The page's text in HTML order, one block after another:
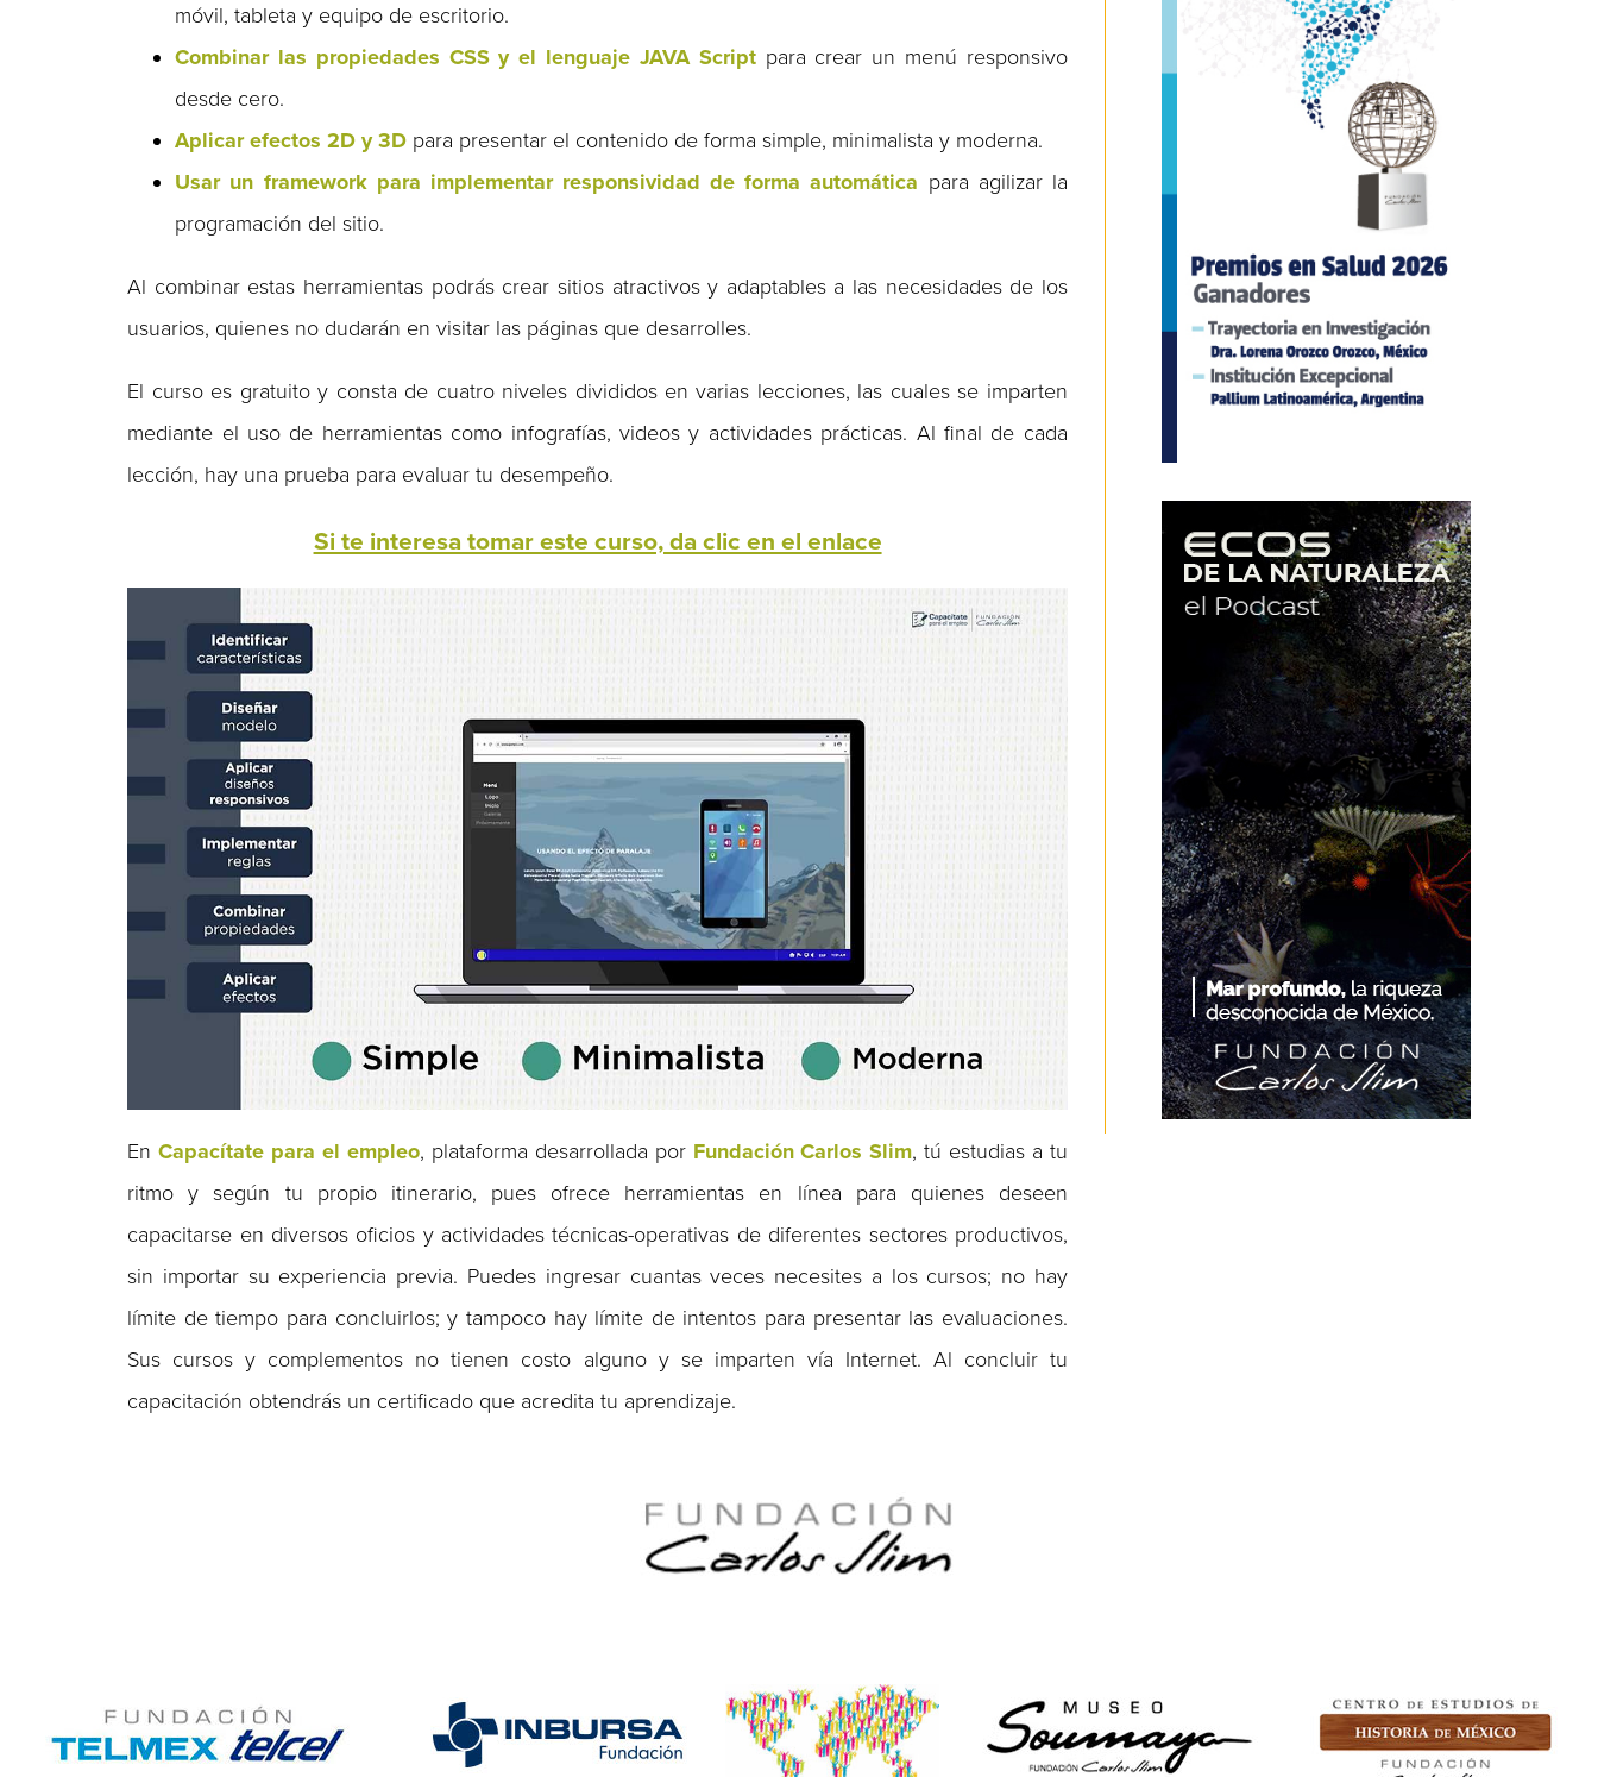
móvil, tableta y equipo de escritorio.
Combinar las propiedades CSS y el lenguaje JAVA Scriptpara crear un menú responsivo
desde cero.
Aplicar efectos 2D y 3D para presentar el contenido de forma simple, minimalista y moderna.
Usar un framework para implementar responsividad de forma automática para agilizar la
programación del sitio.
Al combinar estas herramientas podrás crear sitios atractivos y adaptables a las necesidades de los
usuarios, quienes no dudarán en visitar las páginas que desarrolles.
El curso es gratuito y consta de cuatro niveles divididos en varias lecciones, las cuales se imparten
mediante el uso de herramientas como infografías, videos y actividades prácticas. Al final de cada
lección, hay una prueba para evaluar tu desempeño.
Si te interesa tomar este curso, da clic en el enlace
EnCapacítate para el empleo, plataforma desarrollada por Fundación Carlos Slim, tú estudias a tu
ritmo y según tu propio itinerario, pues ofrece herramientas en línea para quienes deseen
capacitarse en diversos oficios y actividades técnicas-operativas de diferentes sectores productivos,
sin importar su experiencia previa. Puedes ingresar cuantas veces necesites a los cursos; no hay
límite de tiempo para concluirlos; y tampoco hay límite de intentos para presentar las evaluaciones.
Sus cursos y complementos no tienen costo alguno y se imparten vía Internet. Al concluir tu
capacitación obtendrás un certificado que acredita tu aprendizaje.